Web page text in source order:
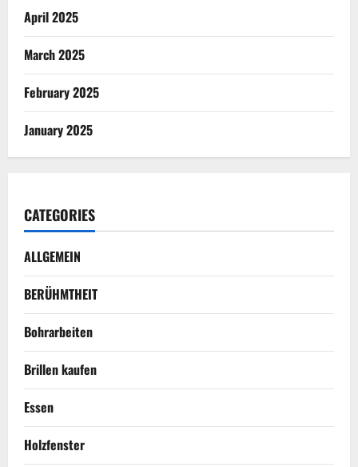
April 2025
March 2025
February 2025
January 2025
CATEGORIES
ALLGEMEIN
BERÜHMTHEIT
Bohrarbeiten
Brillen kaufen
Essen
Holzfenster